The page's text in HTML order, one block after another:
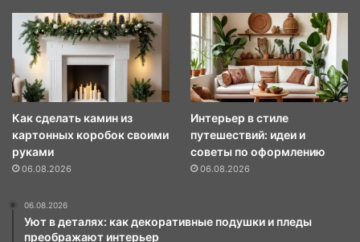
Как сделать камин из
картонных коробок своими
руками
06.08.2026
Интерьер в стиле
путешествий: идеи и
советы по оформлению
06.08.2026
06.08.2026
Уют в деталях: как декоративные подушки и пледы
преображают интерьер